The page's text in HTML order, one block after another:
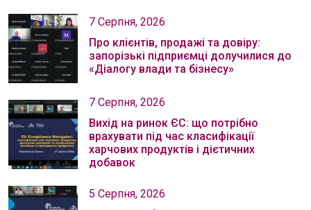
7 Серпня, 2026
Про клієнтів, продажі та довіру:
запорізькі підприємці долучилися до
«Діалогу влади та бізнесу»
7 Серпня, 2026
Вихід на ринок ЄС: що потрібно
врахувати під час класифікації
харчових продуктів і дієтичних
добавок
5 Серпня, 2026